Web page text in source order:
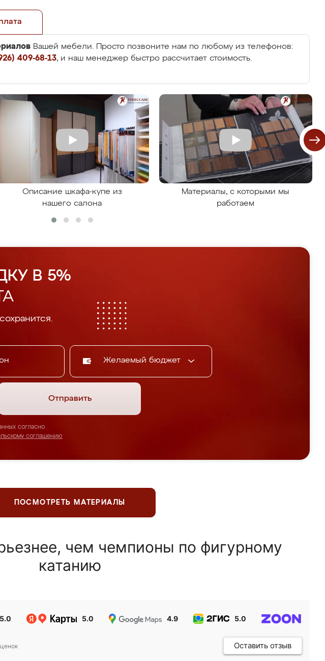
Вашей мебели. Просто позвоните нам по любому из телефонов:
409-68-13, и наш менеджер быстро рассчитает стоимость.
Описание шкафа-купе из
нашего салона
Материалы, с которыми мы
работаем
В 5%
Желаемый бюджет
Отправить
согласно
соглашению
ПОСМОТРЕТЬ МАТЕРИАЛЫ
чем чемпионы по фигурному
катанию
5.0 5.0 4.9 5.0
Оставить отзыв